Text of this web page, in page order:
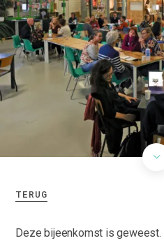
TERUG
Deze bijeenkomst is geweest.